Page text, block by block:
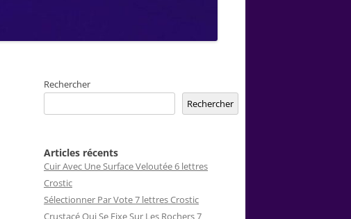
Rechercher
Rechercher
Articles récents
Cuir Avec Une Surface Veloutée 6 lettres
Crostic
Sélectionner Par Vote 7 lettres Crostic
Crustacé Qui Se Fixe Sur Les Rochers 7